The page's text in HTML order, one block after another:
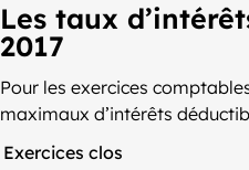
Les taux
2017
Pour les exercices
maximaux d’intérêts
Exercices clos